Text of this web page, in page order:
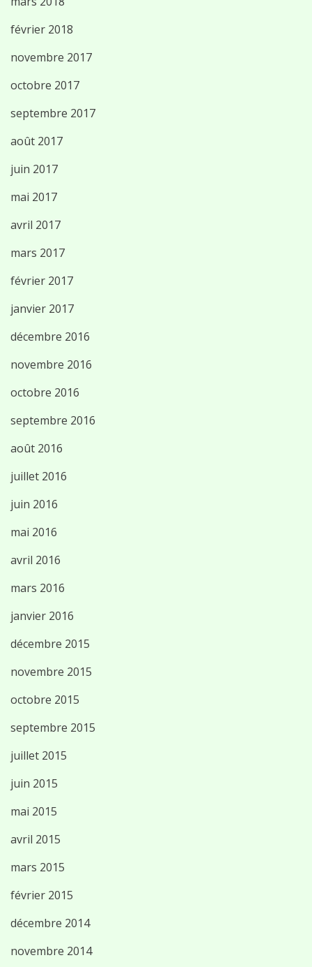
février 2018
novembre 2017
octobre 2017
septembre 2017
août 2017
juin 2017
mai 2017
avril 2017
mars 2017
février 2017
janvier 2017
décembre 2016
novembre 2016
octobre 2016
septembre 2016
août 2016
juillet 2016
juin 2016
mai 2016
avril 2016
mars 2016
janvier 2016
décembre 2015
novembre 2015
octobre 2015
septembre 2015
juillet 2015
juin 2015
mai 2015
avril 2015
mars 2015
février 2015
décembre 2014
novembre 2014